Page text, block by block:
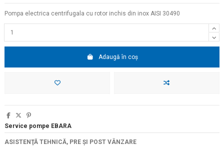
Pompa electrica centrifugala cu rotor inchis din inox AISI 30490
Adaugă în coș
Service pompe EBARA
ASISTENŢĂ TEHNICĂ, PRE ŞI POST VÂNZARE